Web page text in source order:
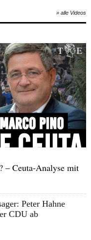
» alle Videos
– Ceuta-Analyse mit
Peter Hahne
CDU ab